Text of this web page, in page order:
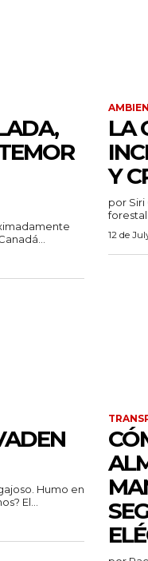
LA
Y
por Siri Chilukuri
12 de
el cielo. ¿Y ahora enjambres de bichos? El...